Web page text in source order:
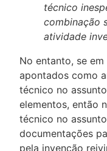
técnico
combinação
atividade
No entanto, se
apontados como
técnico no
elementos, então
técnico no
documentações
pela invenção